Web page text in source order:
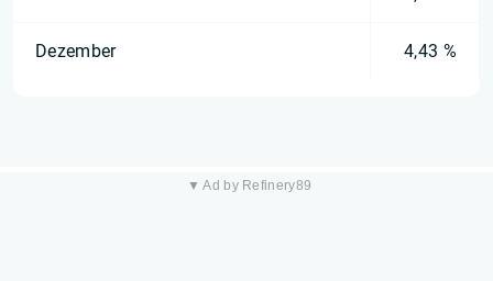
Dezember 4,43 %
▼ Ad by Refinery89